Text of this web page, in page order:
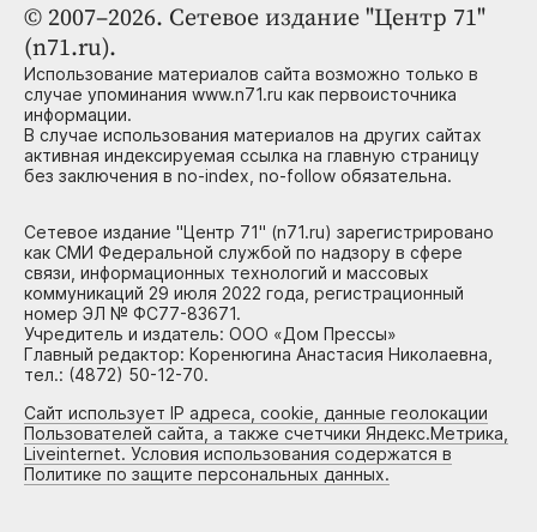
© 2007–2026. Сетевое издание "Центр 71"
(n71.ru).
Использование материалов сайта возможно только в
случае упоминания www.n71.ru как первоисточника
информации.
В случае использования материалов на других сайтах
активная индексируемая ссылка на главную страницу
без заключения в no-index, no-follow обязательна.
Сетевое издание "Центр 71" (n71.ru) зарегистрировано
как СМИ Федеральной службой по надзору в сфере
связи, информационных технологий и массовых
коммуникаций 29 июля 2022 года, регистрационный
номер ЭЛ № ФС77-83671.
Учредитель и издатель: ООО «Дом Прессы»
Главный редактор: Коренюгина Анастасия Николаевна,
тел.: (4872) 50-12-70.
Сайт использует IP адреса, cookie, данные геолокации
Пользователей сайта, а также счетчики Яндекс.Метрика,
Liveinternet. Условия использования содержатся в
Политике по защите персональных данных.